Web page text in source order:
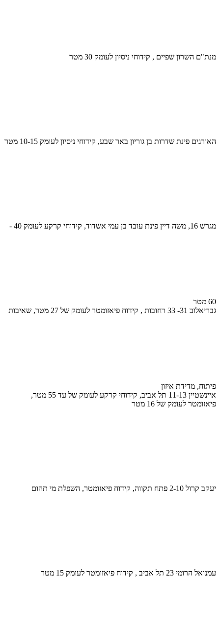
מנת"ם השרון שפיים , קידוחי ניסיון לעומק 30 מטר
האורגים פינת שדרות בן גוריון באר שבע, קידוחי ניסיון לעומק 10-15 מטר
מגרש 16, משה דיין פינת עובד בן עמי אשדוד, קידוחי קרקע לעומק 40 -
60 מטר
גבריאלוב 31- 33 רחובות , קידוח פיאזומטר לעומק של 27 מטר, שאיבות
פיתוח, מדידת איזון
איינשטיין 11-13 תל אביב, קידוחי קרקע לעומק של עד 55 מטר,
פיאזומטר לעומק של 16 מטר
יעקב קרול 2-10 פתח תקווה, קידוח פיאזומטר, השפלת מי תהום
עמנואל הרומי 23 תל אביב , קידוח פיאזומטר לעומק 15 מטר